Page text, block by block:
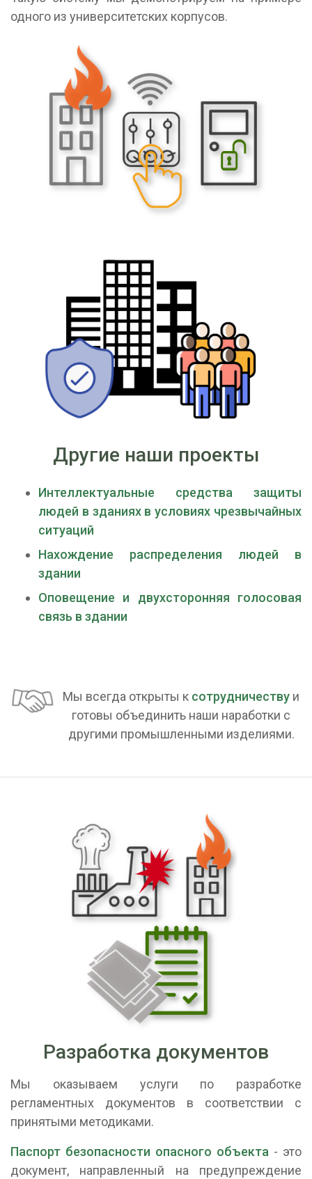
одного из университетских корпусов.
Другие наши проекты
Интеллектуальные средства защиты
людей в зданиях в условиях чрезвычайных
ситуаций
Нахождение распределения людей в
здании
Оповещение и двухсторонняя голосовая
связь в здании
Мы всегда открыты к сотрудничеству и
готовы объединить наши наработки с
другими промышленными изделиями.
Разработка документов
Мы оказываем услуги по разработке
регламентных документов в соответствии с
принятыми методиками.
Паспорт безопасности опасного объекта - это
документ, направленный на предупреждение